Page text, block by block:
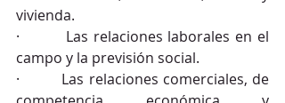
vivienda.
·         Las relaciones laborales en el
campo y la previsión social.
·         Las relaciones comerciales, de